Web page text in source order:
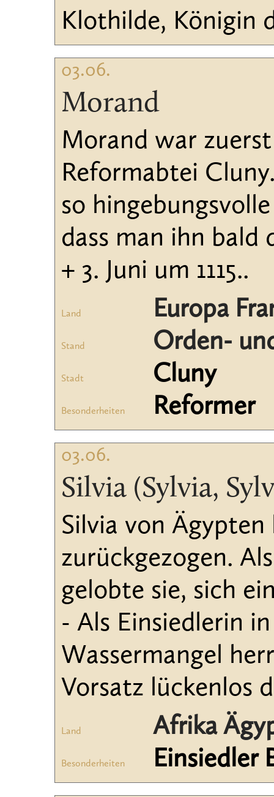
Klothilde, Königin
03.06.
Morand
Morand war
Reformabtei
so
dass man ihn bald
+ 3. Juni um 1115..
Land Europa
Stand Orden-
Stadt Cluny
Besonderheiten Reformer
03.06.
Silvia (Sylvia,
Silvia von
zurückgezogen.
gelobte sie, sich
- Als Einsiedlerin
Wassermangel
Vorsatz lückenlos
Land Afrika
Besonderheiten Einsiedler